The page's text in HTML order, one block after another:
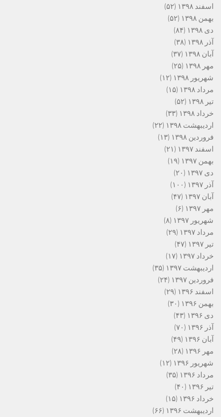
اسفند ۱۳۹۸
(۵۲)
بهمن ۱۳۹۸
(۵۲)
دی ۱۳۹۸
(۸۴)
آذر ۱۳۹۸
(۳۸)
آبان ۱۳۹۸
(۳۷)
مهر ۱۳۹۸
(۲۵)
شهریور ۱۳۹۸
(۱۲)
مرداد ۱۳۹۸
(۱۵)
تیر ۱۳۹۸
(۵۲)
خرداد ۱۳۹۸
(۳۳)
اردیبهشت ۱۳۹۸
(۲۲)
فروردین ۱۳۹۸
(۱۳)
اسفند ۱۳۹۷
(۲۱)
بهمن ۱۳۹۷
(۱۹)
دی ۱۳۹۷
(۲۰)
آذر ۱۳۹۷
(۱۰۰)
آبان ۱۳۹۷
(۴۷)
مهر ۱۳۹۷
(۶)
شهریور ۱۳۹۷
(۸)
مرداد ۱۳۹۷
(۲۹)
تیر ۱۳۹۷
(۴۷)
خرداد ۱۳۹۷
(۱۷)
اردیبهشت ۱۳۹۷
(۳۵)
فروردین ۱۳۹۷
(۲۴)
اسفند ۱۳۹۶
(۲۹)
بهمن ۱۳۹۶
(۳۰)
دی ۱۳۹۶
(۴۳)
آذر ۱۳۹۶
(۷۰)
آبان ۱۳۹۶
(۴۹)
مهر ۱۳۹۶
(۲۸)
شهریور ۱۳۹۶
(۱۲)
مرداد ۱۳۹۶
(۳۵)
تیر ۱۳۹۶
(۴۰)
خرداد ۱۳۹۶
(۱۵)
اردیبهشت ۱۳۹۶
(۶۶)